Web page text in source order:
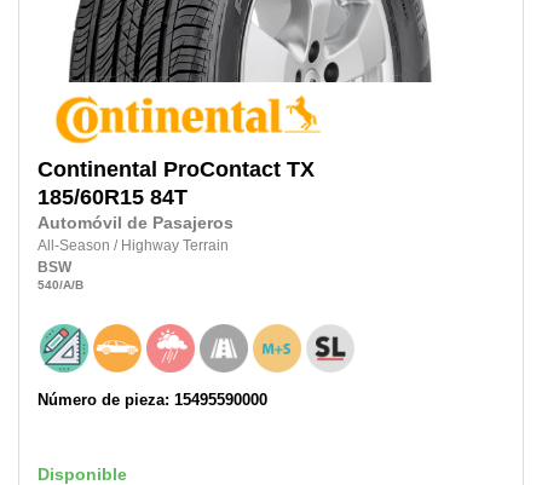
Continental ProContact TX
185/60R15 84T
Automóvil de Pasajeros
All-Season / Highway Terrain
BSW
540/A/B
Número de pieza: 15495590000
Disponible